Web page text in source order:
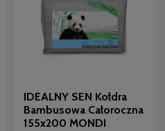
IDEALNY SEN Kołdra
Bambusowa Całoroczna
155x200 MONDI